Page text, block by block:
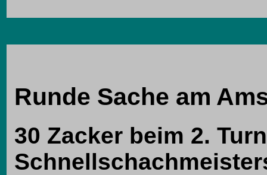
Runde Sache am
30 Zacker beim 2.